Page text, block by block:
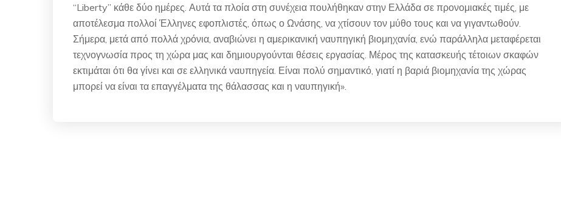
“Liberty” κάθε δύο ημέρες. Αυτά τα πλοία στη συνέχεια πουλήθηκαν στην Ελλάδα σε προνομιακές τιμές, με
αποτέλεσμα πολλοί Έλληνες εφοπλιστές, όπως ο Ωνάσης, να χτίσουν τον μύθο τους και να γιγαντωθούν.
Σήμερα, μετά από πολλά χρόνια, αναβιώνει η αμερικανική ναυπηγική βιομηχανία, ενώ παράλληλα μεταφέρεται
τεχνογνωσία προς τη χώρα μας και δημιουργούνται θέσεις εργασίας. Μέρος της κατασκευής τέτοιων σκαφών
εκτιμάται ότι θα γίνει και σε ελληνικά ναυπηγεία. Είναι πολύ σημαντικό, γιατί η βαριά βιομηχανία της χώρας
μπορεί να είναι τα επαγγέλματα της θάλασσας και η ναυπηγική».